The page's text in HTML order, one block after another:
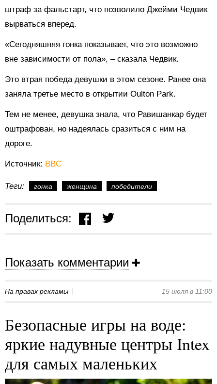
штраф за фальстарт, что позволило Джейми Чедвик
вырваться вперед.
«Сегодняшняя гонка показывает, что это возможно
вне зависимости от пола», – сказала Чедвик.
Это втрая победа девушки в этом сезоне. Ранее она
заняла третье место в открытии Oulton Park.
Тем не менее, девушка знала, что Равишанкар будет
оштрафован, но надеялась сразиться с ним на
дороге.
Источник: BBC
Теги: гонка женщина победители
Поделиться:
Показать комментарии
На правах рекламы 15 июля в 11:00
Безопасные игры на воде:
яркие надувные центры Intex
для самых маленьких